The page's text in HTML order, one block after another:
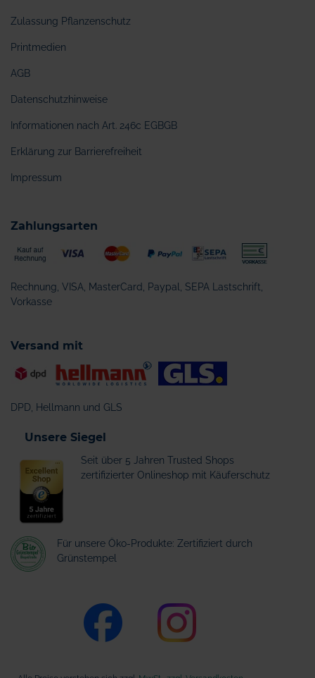
Zulassung Pflanzenschutz
Printmedien
AGB
Datenschutzhinweise
Informationen nach Art. 246c EGBGB
Erklärung zur Barrierefreiheit
Impressum
Zahlungsarten
Rechnung, VISA, MasterCard, Paypal, SEPA Lastschrift,
Vorkasse
Versand mit
DPD, Hellmann und GLS
Unsere Siegel
Seit über 5 Jahren Trusted Shops
zertifizierter Onlineshop mit Käuferschutz
Für unsere Öko-Produkte: Zertifiziert durch
Grünstempel